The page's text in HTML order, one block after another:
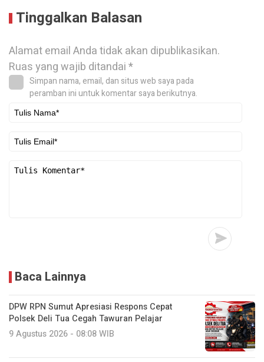
Tinggalkan Balasan
Alamat email Anda tidak akan dipublikasikan.
Ruas yang wajib ditandai*
Simpan nama, email, dan situs web saya pada
peramban ini untuk komentar saya berikutnya.
Baca Lainnya
DPW RPN Sumut Apresiasi Respons Cepat
Polsek Deli Tua Cegah Tawuran Pelajar
9 Agustus 2026 - 08:08 WIB